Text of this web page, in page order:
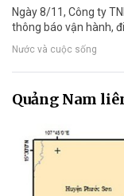
Ngày 8/11, Công ty
thông báo vận hành,
Nước và cuộc sống
Quảng Nam